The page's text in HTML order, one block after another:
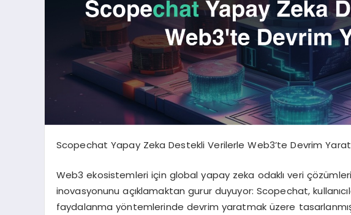
Scopechat Yapay Zeka Destekli Verilerle Web3’te Devrim
Web3 ekosistemleri için global yapay zeka odaklı veri
inovasyonunu açıklamaktan gurur duyuyor: Scopechat,
faydalanma yöntemlerinde devrim yaratmak üzere